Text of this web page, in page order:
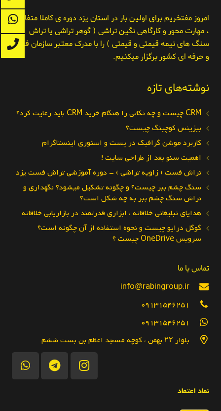
امروز مفتخریم برای اولین بار در استان یزد دوره ی کاملا متفاوت
، مهارت محور و کارگاهی نگین تراشی ( گوهر تراشی یا تراش
سنگ های نیمه قیمتی و قیمتی ) را با مدرک معتبر سازمان فنی
و حرفه ای کشور برگزار میکنیم.
نوشته‌های تازه
CRM چیست و چه نکاتی را هنگام خرید CRM باید رعایت کرد؟
بیزینس کوچینگ چیست؟
کاربرد موشن گرافیک در پست و استوری اینستاگرام
اهمیت سئو بعد از طراحی سایت !
تراش فست ( زاویه تراشی ) – دوره آموزشی تراش فست یزد
سنگ چشم ببر چیست؟ و چگونه تشکیل میشود؟ نگهداری و
تراش سنگ چشم ببر به چه شکل است؟
هدایای تبلیغاتی خلاقانه ، ابزاری قدرتمند در بازاریابی خلاقانه
گوگل درایو چیست و نحوه استفاده از آن چگونه است؟
سرویس OneDrive چیست ؟
تماس با ما
info@rabingroup.ir
09131546251
09131546251
بلوار ۲۲ بهمن ، کوچه مسجد اعظم بن بست ششم
نماد اعتماد